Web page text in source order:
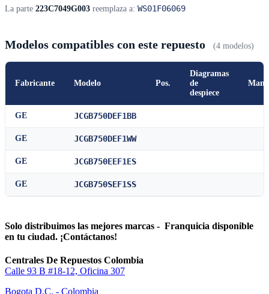
La parte 223C7049G003 reemplaza a: WS01F06069
Modelos compatibles con este repuesto (4 modelos)
Fabricante Modelo Pos.
Diagramas
de
despiece
GE JCGB750DEF1BB
GE JCGB750DEF1WW
GE JCGB750EEF1ES
GE JCGB750SEF1SS
Solo distribuimos las mejores marcas - Franquicia disponible
en tu ciudad. ¡Contáctanos!
Centrales De Repuestos Colombia
Calle 93 B #18-12, Oficina 307
Bogota D.C. - Colombia